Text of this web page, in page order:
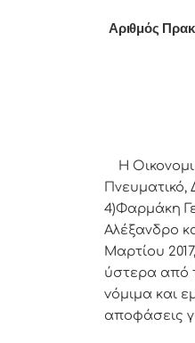
Αριθμός
Η
4)Φαρμάκη
Αλέξανδρο
Μαρτίου
ύστερα από
vόμιμα και
απoφάσεις